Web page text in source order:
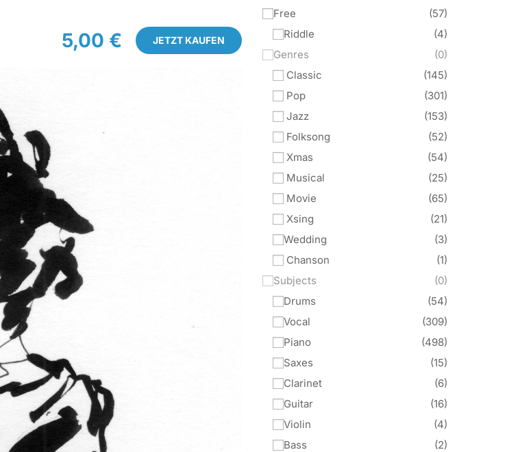
5,00 € JETZT KAUFEN
Free
57
Riddle
4
Genres
0
Classic
145
Pop
301
Jazz
153
Folksong
52
Xmas
54
Musical
25
Movie
65
Xsing
21
Wedding
3
Chanson
1
Subjects
0
Drums
54
Vocal
309
Piano
498
Saxes
15
Clarinet
6
Guitar
16
Violin
4
Bass
2